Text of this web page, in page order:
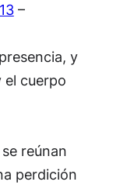
–
y
el cuerpo
reúnan
perdición